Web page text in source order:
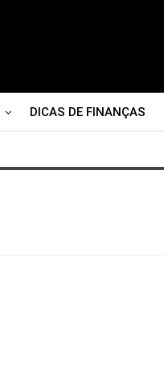
DICAS DE FINANÇAS